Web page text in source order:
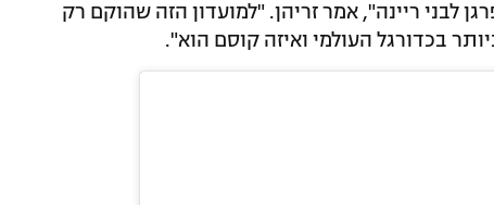
לבני ריינה", אמר זריהן. "למועדון הזה שהוקם רק